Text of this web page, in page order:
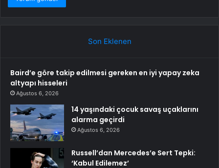
Son Eklenen
Baird’e göre takip edilmesi gereken en iyi yapay zeka
altyapı hisseleri
Ağustos 6, 2026
14 yaşındaki çocuk savaş uçaklarını
alarma geçirdi
Ağustos 6, 2026
Russell’dan Mercedes’e Sert Tepki:
‘Kabul Edilemez’